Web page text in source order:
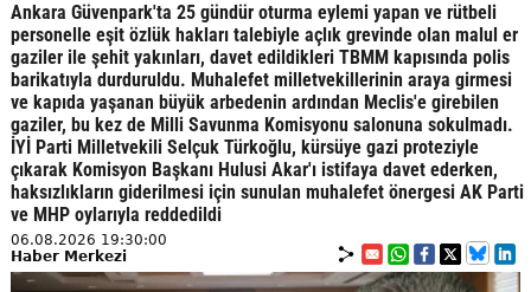
Ankara Güvenpark'ta 25 gündür oturma eylemi yapan ve rütbeli
personelle eşit özlük hakları talebiyle açlık grevinde olan malul er
gaziler ile şehit yakınları, davet edildikleri TBMM kapısında polis
barikatıyla durduruldu. Muhalefet milletvekillerinin araya girmesi
ve kapıda yaşanan büyük arbedenin ardından Meclis'e girebilen
gaziler, bu kez de Milli Savunma Komisyonu salonuna sokulmadı.
İYİ Parti Milletvekili Selçuk Türkoğlu, kürsüye gazi proteziyle
çıkarak Komisyon Başkanı Hulusi Akar'ı istifaya davet ederken,
haksızlıkların giderilmesi için sunulan muhalefet önergesi AK Parti
ve MHP oylarıyla reddedildi
06.08.2026 19:30:00
Haber Merkezi